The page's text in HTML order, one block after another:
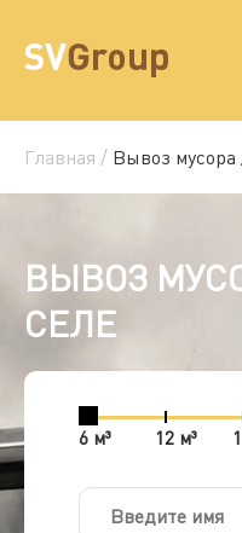
Главная / Вывоз мусора
ВЫВОЗ
СЕЛЕ
6 м³ 12 м³